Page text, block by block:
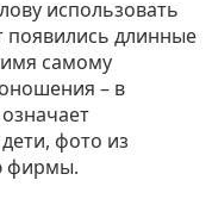
использовать
появились длинные
самому
– в
фото из
фирмы.